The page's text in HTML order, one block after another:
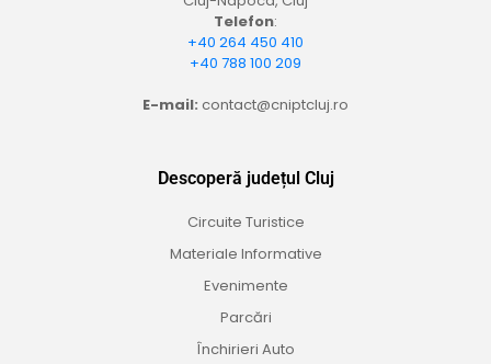
Telefon:
+40 264 450 410
+40 788 100 209
E-mail: contact@cniptcluj.ro
Descoperă județul Cluj
Circuite Turistice
Materiale Informative
Evenimente
Parcări
Închirieri Auto